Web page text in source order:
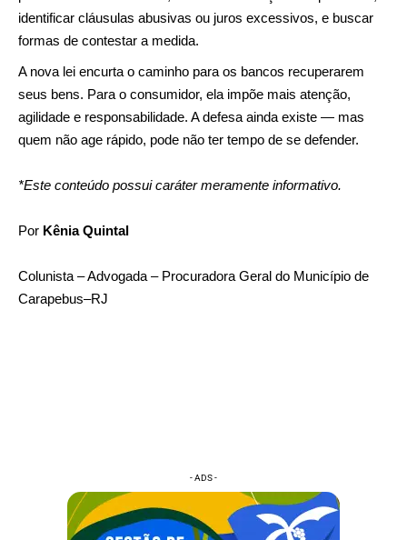
identificar cláusulas abusivas ou juros excessivos, e buscar
formas de contestar a medida.
A nova lei encurta o caminho para os bancos recuperarem
seus bens. Para o consumidor, ela impõe mais atenção,
agilidade e responsabilidade. A defesa ainda existe — mas
quem não age rápido, pode não ter tempo de se defender.
*Este conteúdo possui caráter meramente informativo.
Por Kênia Quintal
Colunista – Advogada – Procuradora Geral do Município de
Carapebus–RJ
- ADS -